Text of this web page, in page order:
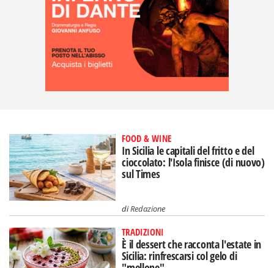
FOOD & WINE
In Sicilia le capitali del fritto e del
cioccolato: l'Isola finisce (di nuovo)
sul Times
diRedazione
TRADIZIONI
È il dessert che racconta l'estate in
Sicilia: rinfrescarsi col gelo di